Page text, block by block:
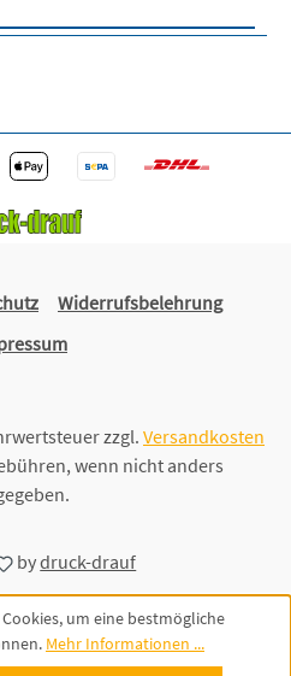
Widerrufsbelehrung
zzgl. Versandkosten
wenn nicht anders
bydruck-drauf
um eine bestmögliche
Mehr Informationen ...